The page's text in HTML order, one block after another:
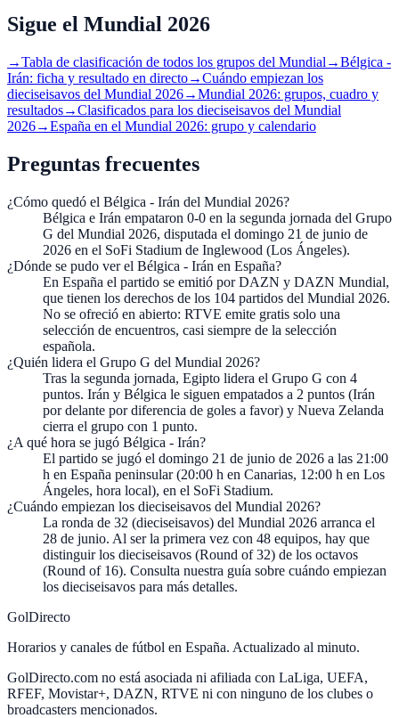
Sigue el Mundial 2026
→Tabla de clasificación de todos los grupos del Mundial →Bélgica -
Irán: ficha y resultado en directo→Cuándo empiezan los
dieciseisavos del Mundial 2026→Mundial 2026: grupos, cuadro y
resultados→Clasificados para los dieciseisavos del Mundial
2026→España en el Mundial 2026: grupo y calendario
Preguntas frecuentes
¿Cómo quedó el Bélgica - Irán del Mundial 2026?
Bélgica e Irán empataron 0-0 en la segunda jornada del Grupo
G del Mundial 2026, disputada el domingo 21 de junio de
2026 en el SoFi Stadium de Inglewood (Los Ángeles).
¿Dónde se pudo ver el Bélgica - Irán en España?
En España el partido se emitió por DAZN y DAZN Mundial,
que tienen los derechos de los 104 partidos del Mundial 2026.
No se ofreció en abierto: RTVE emite gratis solo una
selección de encuentros, casi siempre de la selección
española.
¿Quién lidera el Grupo G del Mundial 2026?
Tras la segunda jornada, Egipto lidera el Grupo G con 4
puntos. Irán y Bélgica le siguen empatados a 2 puntos (Irán
por delante por diferencia de goles a favor) y Nueva Zelanda
cierra el grupo con 1 punto.
¿A qué hora se jugó Bélgica - Irán?
El partido se jugó el domingo 21 de junio de 2026 a las 21:00
h en España peninsular (20:00 h en Canarias, 12:00 h en Los
Ángeles, hora local), en el SoFi Stadium.
¿Cuándo empiezan los dieciseisavos del Mundial 2026?
La ronda de 32 (dieciseisavos) del Mundial 2026 arranca el
28 de junio. Al ser la primera vez con 48 equipos, hay que
distinguir los dieciseisavos (Round of 32) de los octavos
(Round of 16). Consulta nuestra guía sobre cuándo empiezan
los dieciseisavos para más detalles.
GolDirecto
Horarios y canales de fútbol en España. Actualizado al minuto.
GolDirecto.com no está asociada ni afiliada con LaLiga, UEFA,
RFEF, Movistar+, DAZN, RTVE ni con ninguno de los clubes o
broadcasters mencionados.